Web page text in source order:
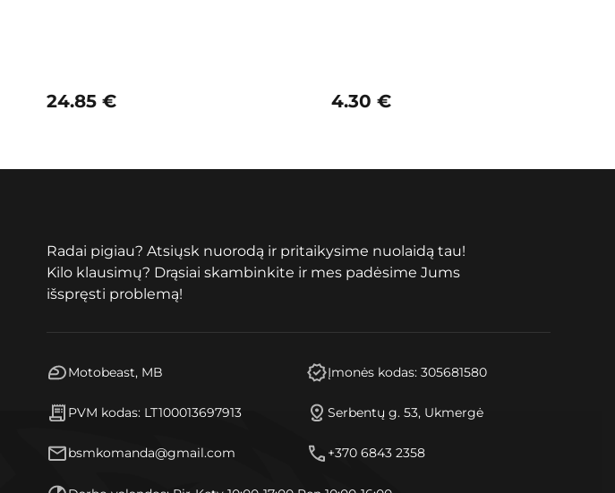
24.85 € 4.30 €
Radai pigiau? Atsiųsk nuorodą ir pritaikysime nuolaidą tau!
Kilo klausimų? Drąsiai skambinkite ir mes padėsime Jums
išspręsti problemą!
Motobeast, MB Įmonės kodas: 305681580
PVM kodas: LT100013697913 Serbentų g. 53, Ukmergė
bsmkomanda@gmail.com +370 6843 2358